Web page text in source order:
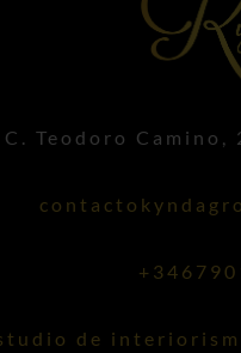
C. Teodoro Camino,
de